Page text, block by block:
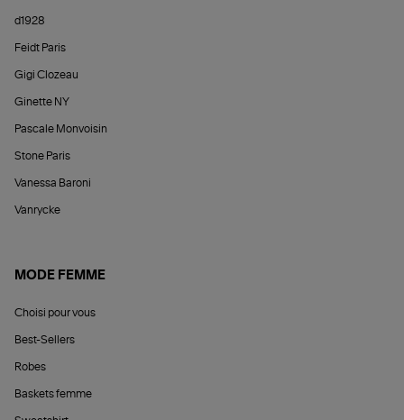
d1928
Feidt Paris
Gigi Clozeau
Ginette NY
Pascale Monvoisin
Stone Paris
Vanessa Baroni
Vanrycke
MODE FEMME
Choisi pour vous
Best-Sellers
Robes
Baskets femme